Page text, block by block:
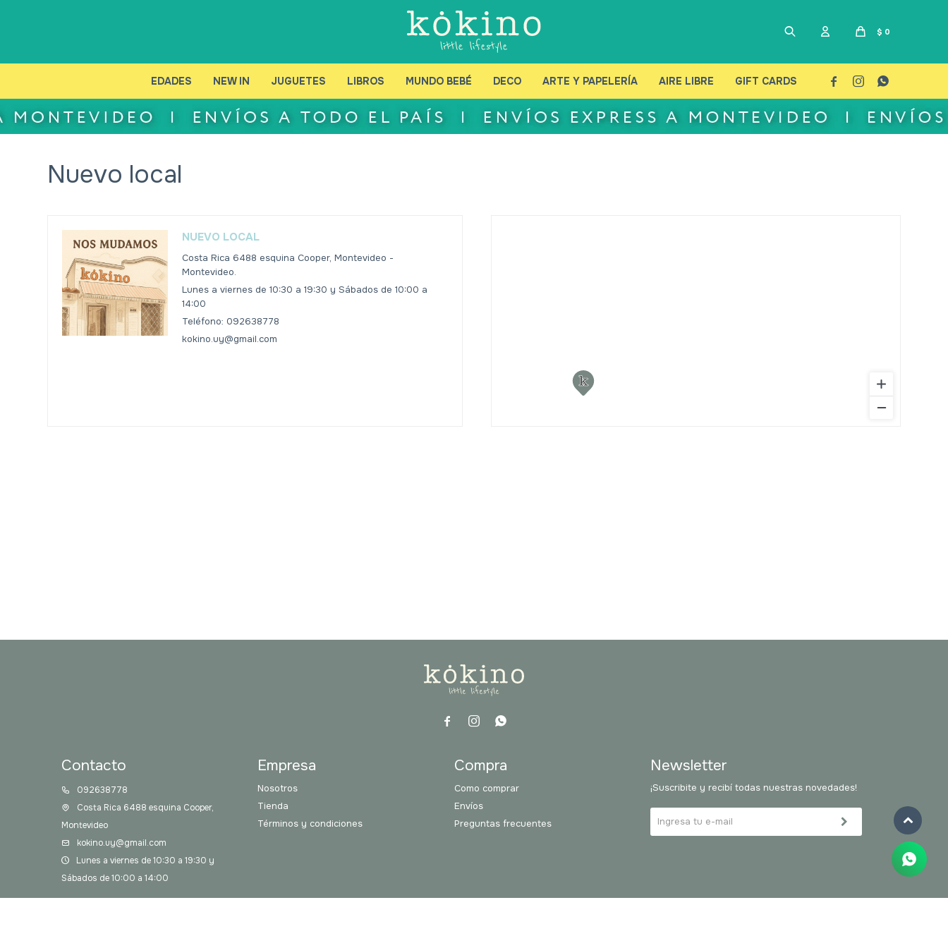
EDADES NEW IN JUGUETES LIBROS MUNDO BEBÉ DECO ARTE Y PAPELERÍA AIRE LIBRE GIFT CARDS
$ 0
  
Nuevo local
NUEVO LOCAL
Costa Rica 6488 esquina Cooper, Montevideo -
Montevideo.
Lunes a viernes de 10:30 a 19:30 y Sábados de 10:00 a
14:00
Teléfono: 092638778
kokino.uy@gmail.com
  
Contacto
092638778
Costa Rica 6488 esquina Cooper,
Montevideo
kokino.uy@gmail.com
Lunes a viernes de 10:30 a 19:30 y
Sábados de 10:00 a 14:00
Empresa
Nosotros
Tienda
Términos y condiciones
Compra
Como comprar
Envíos
Preguntas frecuentes
Newsletter
¡Suscribite y recibí todas nuestras novedades!